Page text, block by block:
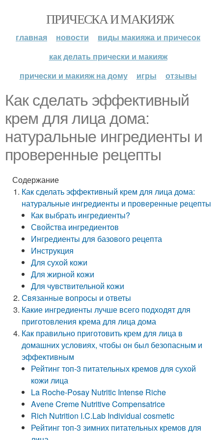
ПРИЧЕСКА И МАКИЯЖ
главная новости
виды макияжа и причесок
как делать прически и макияж
прически и макияж на дому
игры отзывы
Как сделать эффективный
крем для лица дома:
натуральные ингредиенты и
проверенные рецепты
Содержание
Как сделать эффективный крем для лица дома:
натуральные ингредиенты и проверенные рецепты
Как выбрать ингредиенты?
Свойства ингредиентов
Ингредиенты для базового рецепта
Инструкция
Для сухой кожи
Для жирной кожи
Для чувствительной кожи
Связанные вопросы и ответы
Какие ингредиенты лучше всего подходят для
приготовления крема для лица дома
Как правильно приготовить крем для лица в
домашних условиях, чтобы он был безопасным и
эффективным
Рейтинг топ-3 питательных кремов для сухой
кожи лица
La Roche-Posay Nutritic Intense Riche
Avene Creme Nutritive Compensatrice
Rich Nutrition I.C.Lab Individual cosmetic
Рейтинг топ-3 зимних питательных кремов для